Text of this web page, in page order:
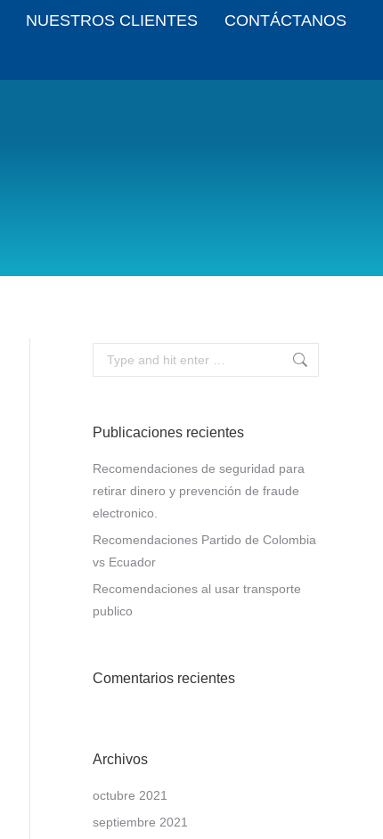
NUESTROS CLIENTES CONTÁCTANOS
Search:
Publicaciones recientes
Recomendaciones de seguridad para
retirar dinero y prevención de fraude
electronico.
Recomendaciones Partido de Colombia
vs Ecuador
Recomendaciones al usar transporte
publico
Comentarios recientes
Archivos
octubre 2021
septiembre 2021